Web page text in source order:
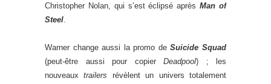
Christopher Nolan, qui s’est éclipsé aprèsMan of
Steel.
Warner change aussi la promo deSuicide Squad
(peut-être aussi pour copier Deadpool) ; les
nouveauxtrailers révèlent un univers totalement